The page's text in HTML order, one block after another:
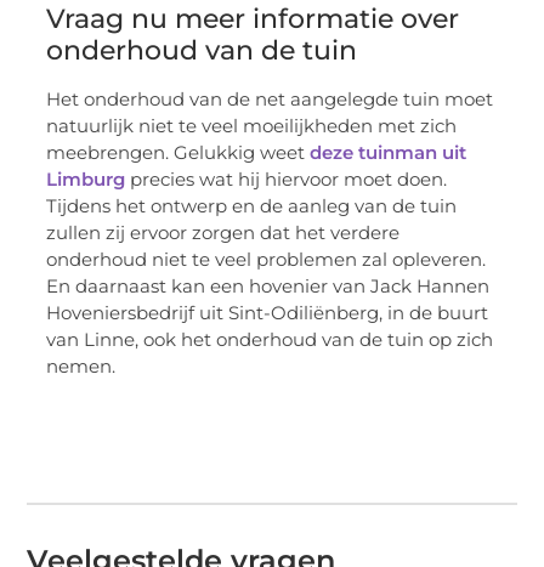
Vraag nu meer informatie over
onderhoud van de tuin
Het onderhoud van de net aangelegde tuin moet
natuurlijk niet te veel moeilijkheden met zich
meebrengen. Gelukkig weetdeze tuinman uit
Limburg precies wat hij hiervoor moet doen.
Tijdens het ontwerp en de aanleg van de tuin
zullen zij ervoor zorgen dat het verdere
onderhoud niet te veel problemen zal opleveren.
En daarnaast kan een hovenier van Jack Hannen
Hoveniersbedrijf uit Sint-Odiliënberg, in de buurt
van Linne, ook het onderhoud van de tuin op zich
nemen.